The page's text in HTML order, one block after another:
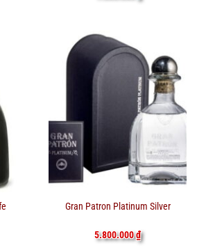
Gran Patron Platinum Silver
5.800.000₫